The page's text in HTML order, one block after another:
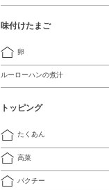
味付けたまご
卵
ルーローハンの煮汁
トッピング
たくあん
高菜
パクチー